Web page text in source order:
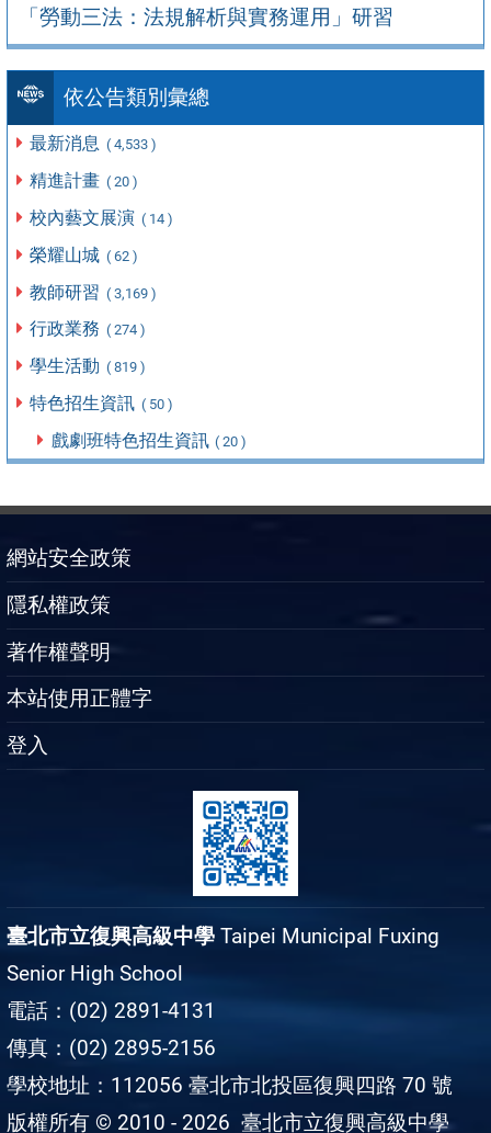
「勞動三法：法規解析與實務運用」研習
依公告類別彙總
最新消息 ( 4,533 )
精進計畫 ( 20 )
校內藝文展演 ( 14 )
榮耀山城 ( 62 )
教師研習 ( 3,169 )
行政業務 ( 274 )
學生活動 ( 819 )
特色招生資訊 ( 50 )
戲劇班特色招生資訊 ( 20 )
網站安全政策
隱私權政策
著作權聲明
本站使用正體字
登入
臺北市立復興高級中學 Taipei Municipal Fuxing
Senior High School
電話：(02) 2891-4131
傳真：(02) 2895-2156
學校地址：112056 臺北市北投區復興四路 70 號
版權所有 © 2010 - 2026 臺北市立復興高級中學